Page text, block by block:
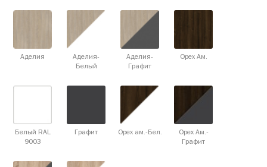
Аделия
Аделия-
Белый
Аделия-
Графит
Орех Ам.
Белый RAL
9003
Графит Орех ам.-Бел.
Орех Ам.-
Графит